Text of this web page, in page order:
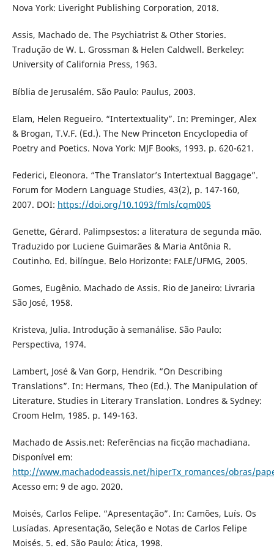
Nova York: Liveright Publishing Corporation, 2018.
Assis, Machado de. The Psychiatrist & Other Stories.
Tradução de W. L. Grossman & Helen Caldwell. Berkeley:
University of California Press, 1963.
Bíblia de Jerusalém. São Paulo: Paulus, 2003.
Elam, Helen Regueiro. “Intertextuality”. In: Preminger, Alex
& Brogan, T.V.F. (Ed.). The New Princeton Encyclopedia of
Poetry and Poetics. Nova York: MJF Books, 1993. p. 620-621.
Federici, Eleonora. “The Translator’s Intertextual Baggage”.
Forum for Modern Language Studies, 43(2), p. 147-160,
2007. DOI: https://doi.org/10.1093/fmls/cqm005
Genette, Gérard. Palimpsestos: a literatura de segunda mão.
Traduzido por Luciene Guimarães & Maria Antônia R.
Coutinho. Ed. bilíngue. Belo Horizonte: FALE/UFMG, 2005.
Gomes, Eugênio. Machado de Assis. Rio de Janeiro: Livraria
São José, 1958.
Kristeva, Julia. Introdução à semanálise. São Paulo:
Perspectiva, 1974.
Lambert, José & Van Gorp, Hendrik. “On Describing
Translations”. In: Hermans, Theo (Ed.). The Manipulation of
Literature. Studies in Literary Translation. Londres & Sydney:
Croom Helm, 1985. p. 149-163.
Machado de Assis.net: Referências na ficção machadiana.
Disponível em:
http://www.machadodeassis.net/hiperTx_romances/obras/
Acesso em: 9 de ago. 2020.
Moisés, Carlos Felipe. “Apresentação”. In: Camões, Luís. Os
Lusíadas. Apresentação, Seleção e Notas de Carlos Felipe
Moisés. 5. ed. São Paulo: Ática, 1998.